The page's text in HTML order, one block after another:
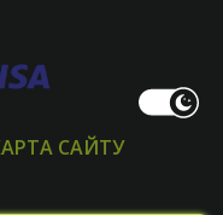
САЙТУ